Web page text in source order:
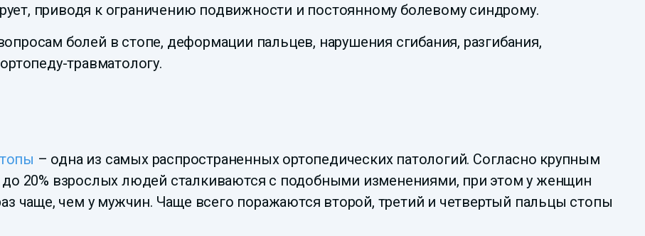
приводя к ограничению подвижности и постоянному болевому синдрому.
болей в стопе, деформации пальцев, нарушения сгибания, разгибания,
травматологу.
– одна из самых распространенных ортопедических патологий. Согласно крупным
20% взрослых людей сталкиваются с подобными изменениями, при этом у женщин
чаще, чем у мужчин. Чаще всего поражаются второй, третий и четвертый пальцы стопы